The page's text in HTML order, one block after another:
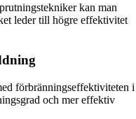
kan man
leder till högre effektivitet
förbränningseffektiviteten i
och mer effektiv